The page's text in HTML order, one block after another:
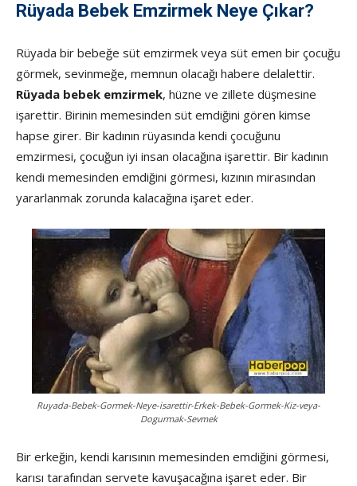
Rüyada Bebek Emzirmek Neye Çıkar?
Rüyada bir bebeğe süt emzirmek veya süt emen bir çocuğu
görmek, sevinmeğe, memnun olacağı habere delalettir.
Rüyada bebek emzirmek, hüzne ve zillete düşmesine
işarettir. Birinin memesinden süt emdiğini gören kimse
hapse girer. Bir kadının rüyasında kendi çocuğunu
emzirmesi, çocuğun iyi insan olacağına işarettir. Bir kadının
kendi memesinden emdiğini görmesi, kızının mirasından
yararlanmak zorunda kalacağına işaret eder.
Ruyada-Bebek-Gormek-Neye-isarettir-Erkek-Bebek-Gormek-Kiz-veya-
Dogurmak-Sevmek
Bir erkeğin, kendi karısının memesinden emdiğini görmesi,
karısı tarafından servete kavuşacağına işaret eder. Bir